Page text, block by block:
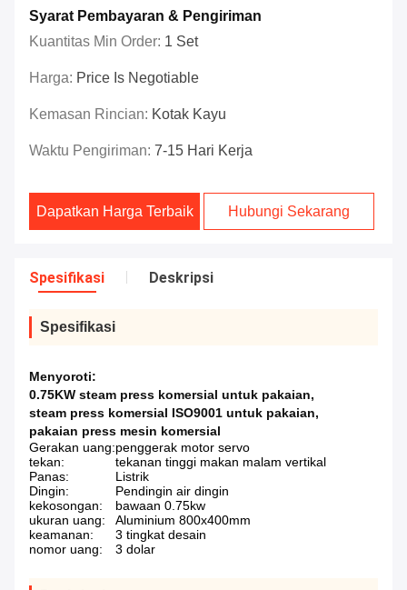
Syarat Pembayaran & Pengiriman
Kuantitas Min Order: 1 Set
Harga: Price Is Negotiable
Kemasan Rincian: Kotak Kayu
Waktu Pengiriman: 7-15 Hari Kerja
Dapatkan Harga Terbaik Hubungi Sekarang
Spesifikasi Deskripsi
Spesifikasi
Menyoroti:
0.75KW steam press komersial untuk pakaian,
steam press komersial ISO9001 untuk pakaian,
pakaian press mesin komersial
Gerakan uang:penggerak motor servo
tekan:
tekanan tinggi makan malam vertikal
Panas:
Listrik
Dingin:
Pendingin air dingin
kekosongan:
bawaan 0.75kw
ukuran uang:
Aluminium 800x400mm
keamanan:
3 tingkat desain
nomor uang:
3 dolar